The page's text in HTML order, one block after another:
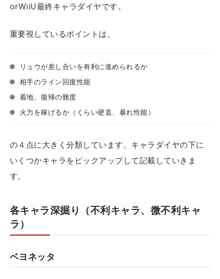
orWiiU最終キャラダイヤです。
重要視しているポイントは、
リュウが差し合いを有利に進められるか
相手のライン回復性能
着地、復帰の難度
火力を稼げるか（くらい硬直、暴れ性能）
の４点に大きく分類しています。キャラダイヤの下に
いくつかキャラをピックアップして記載していきま
す。
各キャラ深掘り（不利キャラ、微不利キャ
ラ）
ベヨネッタ